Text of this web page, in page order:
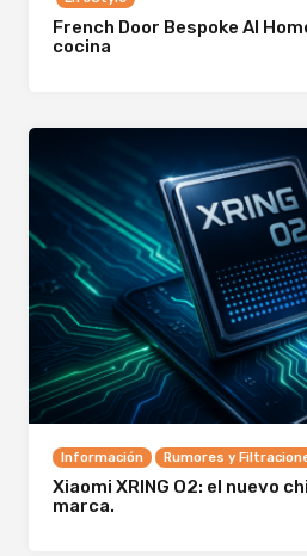
French Door Bespoke AI
cocina
Información Rumores y
Xiaomi XRING O2: el nuevo
marca.